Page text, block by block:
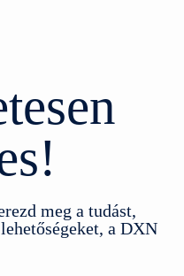
meg a tudást,
a DXN